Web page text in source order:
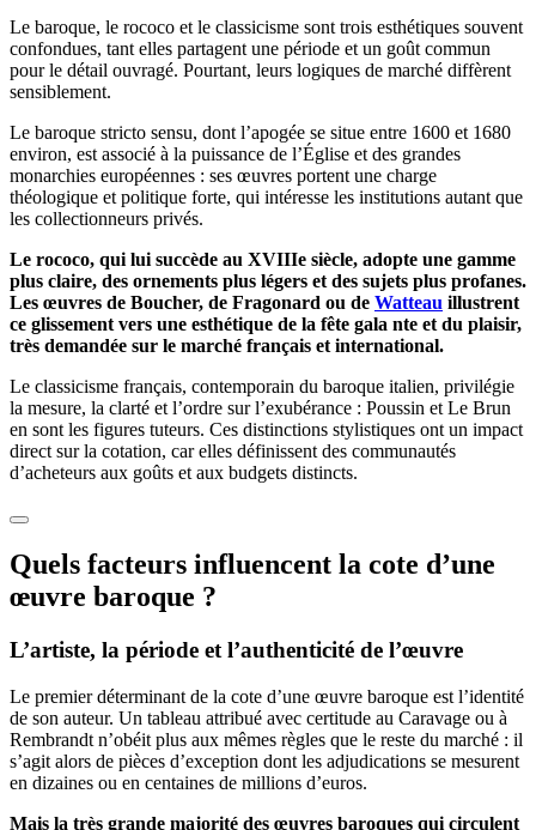
Le baroque, le rococo et le classicisme sont trois esthétiques souvent
confondues, tant elles partagent une période et un goût commun
pour le détail ouvragé. Pourtant, leurs logiques de marché diffèrent
sensiblement.
Le baroque stricto sensu, dont l’apogée se situe entre 1600 et 1680
environ, est associé à la puissance de l’Église et des grandes
monarchies européennes : ses œuvres portent une charge
théologique et politique forte, qui intéresse les institutions autant que
les collectionneurs privés.
Le rococo, qui lui succède au XVIIIe siècle, adopte une gamme
plus claire, des ornements plus légers et des sujets plus profanes.
Les œuvres de Boucher, de Fragonard ou de Watteau illustrent
ce glissement vers une esthétique de la fête gala nte et du plaisir,
très demandée sur le marché français et international.
Le classicisme français, contemporain du baroque italien, privilégie
la mesure, la clarté et l’ordre sur l’exubérance : Poussin et Le Brun
en sont les figures tuteurs. Ces distinctions stylistiques ont un impact
direct sur la cotation, car elles définissent des communautés
d’acheteurs aux goûts et aux budgets distincts.
Quels facteurs influencent la cote d’une
œuvre baroque ?
L’artiste, la période et l’authenticité de l’œuvre
Le premier déterminant de la cote d’une œuvre baroque est l’identité
de son auteur. Un tableau attribué avec certitude au Caravage ou à
Rembrandt n’obéit plus aux mêmes règles que le reste du marché : il
s’agit alors de pièces d’exception dont les adjudications se mesurent
en dizaines ou en centaines de millions d’euros.
Mais la très grande majorité des œuvres baroques qui circulent